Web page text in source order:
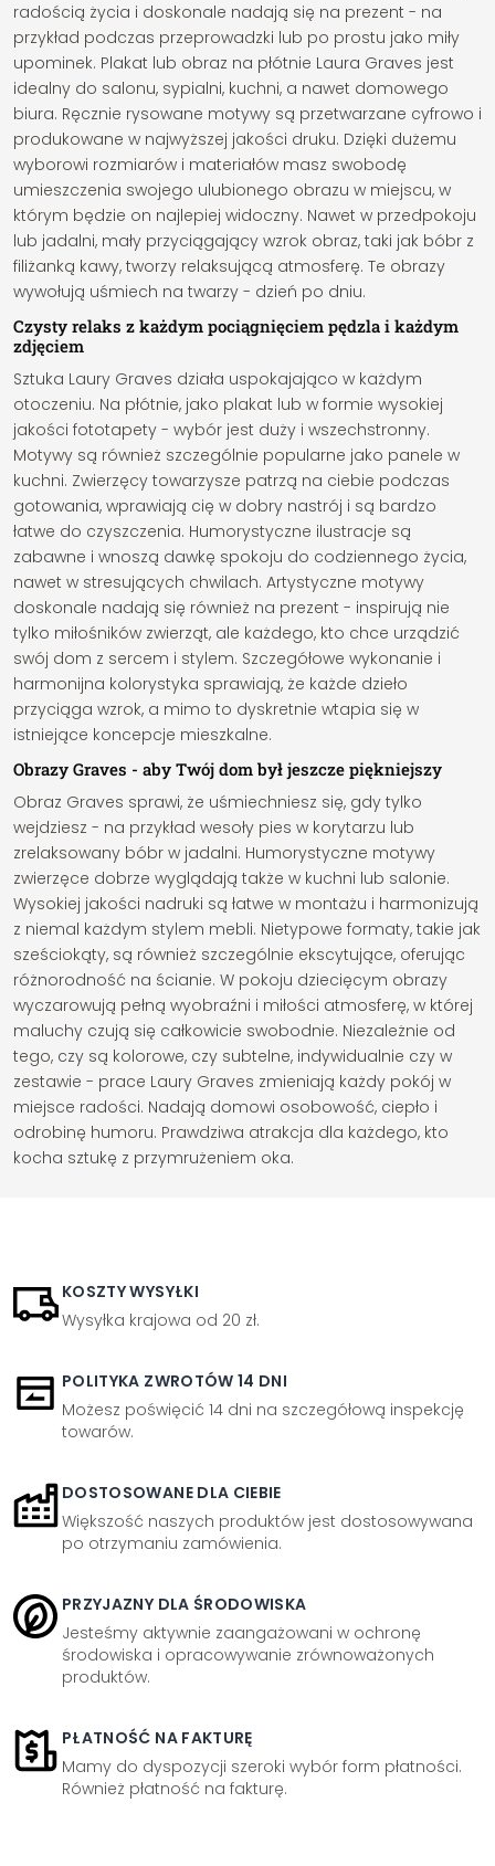
radością życia i doskonale nadają się na prezent - na
przykład podczas przeprowadzki lub po prostu jako miły
upominek. Plakat lub obraz na płótnie Laura Graves jest
idealny do salonu, sypialni, kuchni, a nawet domowego
biura. Ręcznie rysowane motywy są przetwarzane cyfrowo i
produkowane w najwyższej jakości druku. Dzięki dużemu
wyborowi rozmiarów i materiałów masz swobodę
umieszczenia swojego ulubionego obrazu w miejscu, w
którym będzie on najlepiej widoczny. Nawet w przedpokoju
lub jadalni, mały przyciągający wzrok obraz, taki jak bóbr z
filiżanką kawy, tworzy relaksującą atmosferę. Te obrazy
wywołują uśmiech na twarzy - dzień po dniu.
Czysty relaks z każdym pociągnięciem pędzla i każdym
zdjęciem
Sztuka Laury Graves działa uspokajająco w każdym
otoczeniu. Na płótnie, jako plakat lub w formie wysokiej
jakości fototapety - wybór jest duży i wszechstronny.
Motywy są również szczególnie popularne jako panele w
kuchni. Zwierzęcy towarzysze patrzą na ciebie podczas
gotowania, wprawiają cię w dobry nastrój i są bardzo
łatwe do czyszczenia. Humorystyczne ilustracje są
zabawne i wnoszą dawkę spokoju do codziennego życia,
nawet w stresujących chwilach. Artystyczne motywy
doskonale nadają się również na prezent - inspirują nie
tylko miłośników zwierząt, ale każdego, kto chce urządzić
swój dom z sercem i stylem. Szczegółowe wykonanie i
harmonijna kolorystyka sprawiają, że każde dzieło
przyciąga wzrok, a mimo to dyskretnie wtapia się w
istniejące koncepcje mieszkalne.
Obrazy Graves - aby Twój dom był jeszcze piękniejszy
Obraz Graves sprawi, że uśmiechniesz się, gdy tylko
wejdziesz - na przykład wesoły pies w korytarzu lub
zrelaksowany bóbr w jadalni. Humorystyczne motywy
zwierzęce dobrze wyglądają także w kuchni lub salonie.
Wysokiej jakości nadruki są łatwe w montażu i harmonizują
z niemal każdym stylem mebli. Nietypowe formaty, takie jak
sześciokąty, są również szczególnie ekscytujące, oferując
różnorodność na ścianie. W pokoju dziecięcym obrazy
wyczarowują pełną wyobraźni i miłości atmosferę, w której
maluchy czują się całkowicie swobodnie. Niezależnie od
tego, czy są kolorowe, czy subtelne, indywidualnie czy w
zestawie - prace Laury Graves zmieniają każdy pokój w
miejsce radości. Nadają domowi osobowość, ciepło i
odrobinę humoru. Prawdziwa atrakcja dla każdego, kto
kocha sztukę z przymrużeniem oka.
KOSZTY WYSYŁKI
Wysyłka krajowa od 20 zł.
POLITYKA ZWROTÓW 14 DNI
Możesz poświęcić 14 dni na szczegółową inspekcję
towarów.
DOSTOSOWANE DLA CIEBIE
Większość naszych produktów jest dostosowywana
po otrzymaniu zamówienia.
PRZYJAZNY DLA ŚRODOWISKA
Jesteśmy aktywnie zaangażowani w ochronę
środowiska i opracowywanie zrównoważonych
produktów.
PŁATNOŚĆ NA FAKTURĘ
Mamy do dyspozycji szeroki wybór form płatności.
Również płatność na fakturę.